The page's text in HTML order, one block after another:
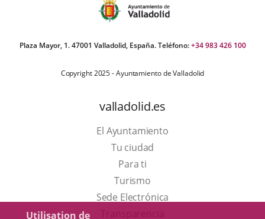
Utilisation de
Plaza Mayor, 1. 47001 Valladolid, España. Teléfono:+34 983 426 100
Copyright 2025 - Ayuntamiento de Valladolid
valladolid.es
El Ayuntamiento
Tu ciudad
Para ti
TurismoEste
enlace
Sede Electrónica